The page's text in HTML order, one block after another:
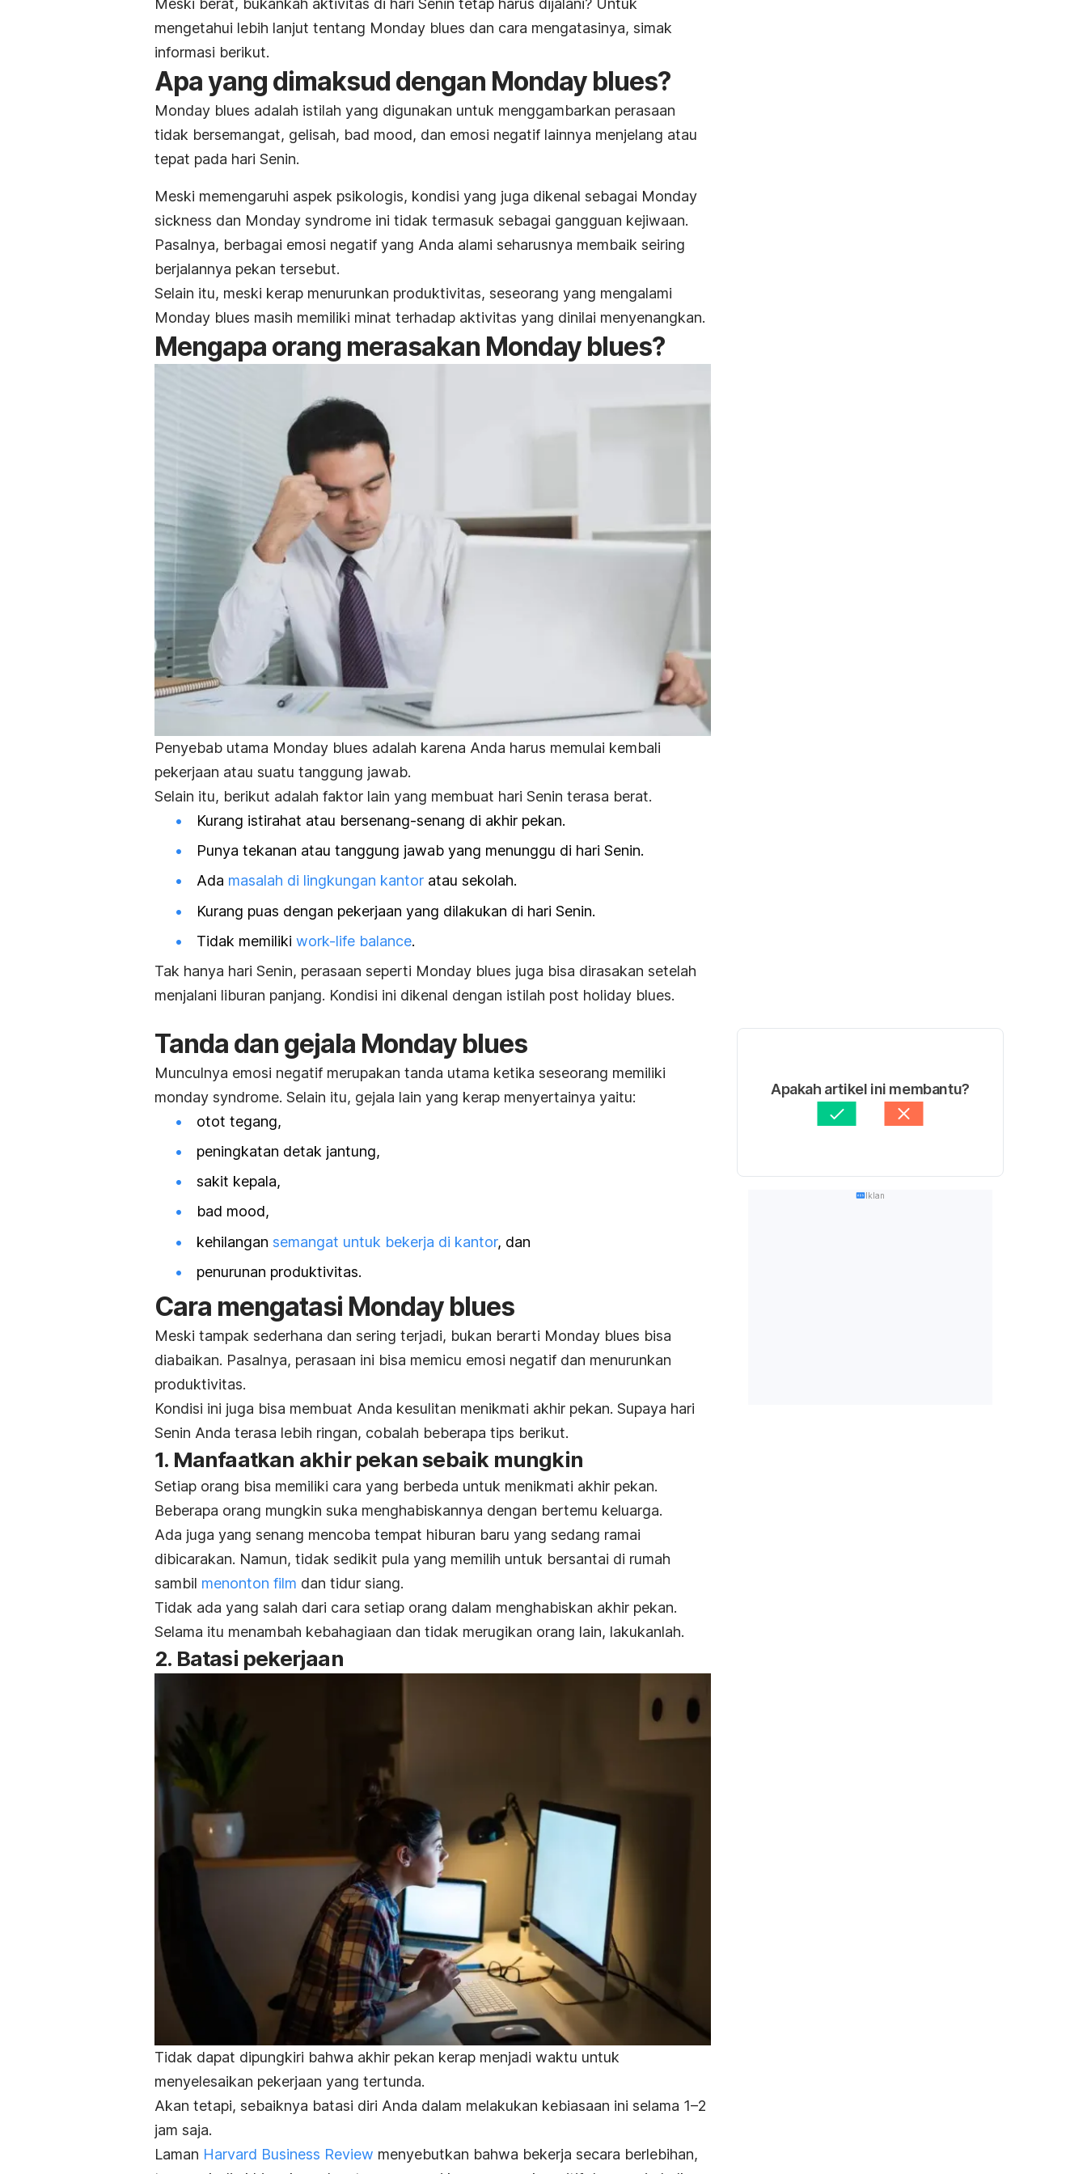
Meski berat, bukankah aktivitas di hari Senin tetap harus dijalani? Untuk
mengetahui lebih lanjut tentang Monday blues dan cara mengatasinya, simak
informasi berikut.
Apa yang dimaksud dengan Monday blues?
Monday blues adalah istilah yang digunakan untuk menggambarkan perasaan
tidak bersemangat, gelisah, bad mood, dan emosi negatif lainnya menjelang atau
tepat pada hari Senin.
Meski memengaruhi aspek psikologis, kondisi yang juga dikenal sebagai Monday
sickness dan Monday syndrome ini tidak termasuk sebagai gangguan kejiwaan.
Pasalnya, berbagai emosi negatif yang Anda alami seharusnya membaik seiring
berjalannya pekan tersebut.
Selain itu, meski kerap menurunkan produktivitas, seseorang yang mengalami
Monday blues masih memiliki minat terhadap aktivitas yang dinilai menyenangkan.
Mengapa orang merasakan Monday blues?
Penyebab utama Monday blues adalah karena Anda harus memulai kembali
pekerjaan atau suatu tanggung jawab.
Selain itu, berikut adalah faktor lain yang membuat hari Senin terasa berat.
Kurang istirahat atau bersenang-senang di akhir pekan.
Punya tekanan atau tanggung jawab yang menunggu di hari Senin.
Ada masalah di lingkungan kantor atau sekolah.
Kurang puas dengan pekerjaan yang dilakukan di hari Senin.
Tidak memiliki work-life balance.
Tak hanya hari Senin, perasaan seperti Monday blues juga bisa dirasakan setelah
menjalani liburan panjang. Kondisi ini dikenal dengan istilah post holiday blues.
Tanda dan gejala Monday blues
Munculnya emosi negatif merupakan tanda utama ketika seseorang memiliki
monday syndrome. Selain itu, gejala lain yang kerap menyertainya yaitu:
otot tegang,
peningkatan detak jantung,
sakit kepala,
bad mood,
kehilangan semangat untuk bekerja di kantor, dan
penurunan produktivitas.
Cara mengatasi Monday blues
Meski tampak sederhana dan sering terjadi, bukan berarti Monday blues bisa
diabaikan. Pasalnya, perasaan ini bisa memicu emosi negatif dan menurunkan
produktivitas.
Kondisi ini juga bisa membuat Anda kesulitan menikmati akhir pekan. Supaya hari
Senin Anda terasa lebih ringan, cobalah beberapa tips berikut.
1. Manfaatkan akhir pekan sebaik mungkin
Setiap orang bisa memiliki cara yang berbeda untuk menikmati akhir pekan.
Beberapa orang mungkin suka menghabiskannya dengan bertemu keluarga.
Ada juga yang senang mencoba tempat hiburan baru yang sedang ramai
dibicarakan. Namun, tidak sedikit pula yang memilih untuk bersantai di rumah
sambil menonton film dan tidur siang.
Tidak ada yang salah dari cara setiap orang dalam menghabiskan akhir pekan.
Selama itu menambah kebahagiaan dan tidak merugikan orang lain, lakukanlah.
2. Batasi pekerjaan
Tidak dapat dipungkiri bahwa akhir pekan kerap menjadi waktu untuk
menyelesaikan pekerjaan yang tertunda.
Akan tetapi, sebaiknya batasi diri Anda dalam melakukan kebiasaan ini selama 1–2
jam saja.
Laman Harvard Business Review menyebutkan bahwa bekerja secara berlebihan,
Apakah artikel ini membantu?
Iklan